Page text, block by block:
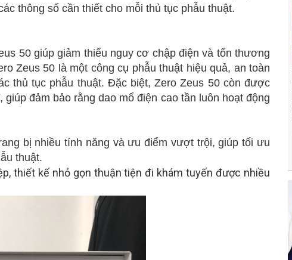
thông số cần thiết cho mỗi thủ tục phẫu thuật.
50 giúp giảm thiểu nguy cơ chập điện và tổn thương
Zeus 50 là một công cụ phẫu thuật hiệu quả, an toàn
thủ tục phẫu thuật. Đặc biệt, Zero Zeus 50 còn được
đảm bảo rằng dao mổ điện cao tần luôn hoạt động
bị nhiều tính năng và ưu điểm vượt trội, giúp tối ưu
thuật.
thiết kế nhỏ gọn thuận tiện đi khám tuyến được nhiều